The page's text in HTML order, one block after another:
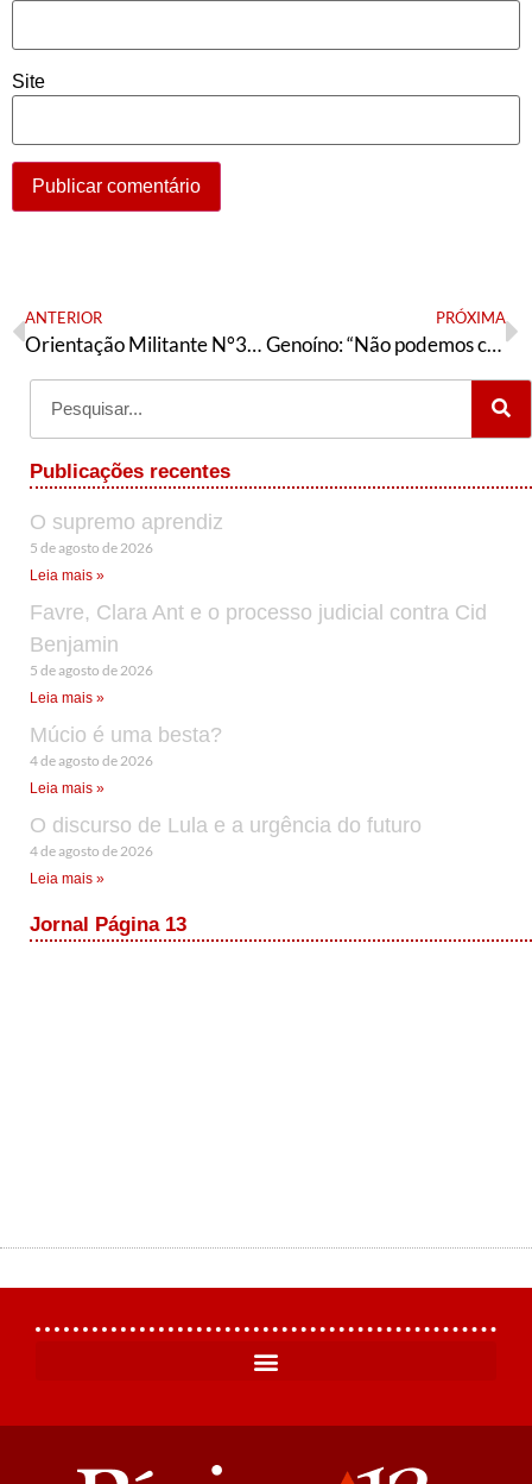
Site
ANTERIOR
Orientação Militante N°350 (17 de dezembro de 2022)
PRÓXIMA
Genoíno: “Não podemos conciliar com o Alto Comando das Forças Armadas”
Publicações recentes
O supremo aprendiz
5 de agosto de 2026
Leia mais »
Favre, Clara Ant e o processo judicial contra Cid
Benjamin
5 de agosto de 2026
Leia mais »
Múcio é uma besta?
4 de agosto de 2026
Leia mais »
O discurso de Lula e a urgência do futuro
4 de agosto de 2026
Leia mais »
Jornal Página 13